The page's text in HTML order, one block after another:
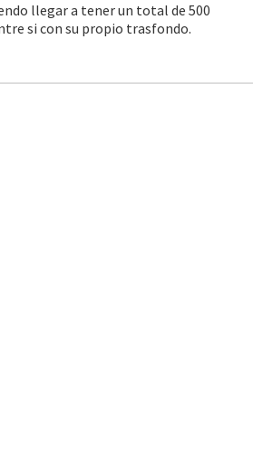
llegar a tener un total de 500
si con su propio trasfondo.